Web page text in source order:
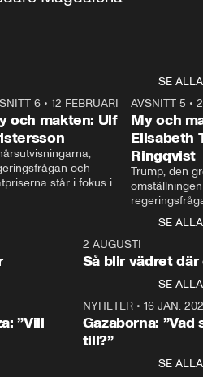
SE ALLA
27:30
6 •12 FEBRUARI
och makten: Ulf
och
står i fokus i
ställer
Ulf Kristersson
AVSNITT 5 •
My och
Elisabeth
Ringqvist
Trump, den
centrum i
avsnittet av
Makten”. Se
Aftonbladets
Rohwedder
Thand Ring
SE ALLA
2 AUGUSTI
Så blir vädret där
SE ALLA
”Vill
NYHETER• 16 JAN.
Gazaborna:
till?”
SE ALLA